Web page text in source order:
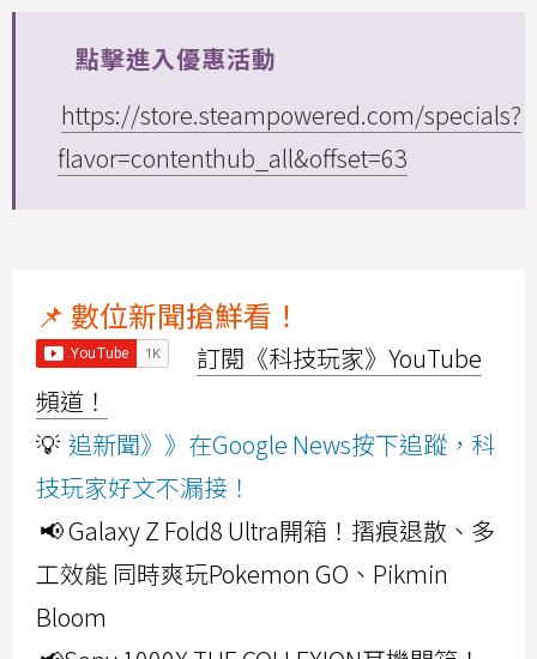
點擊進入優惠活動
https://store.steampowered.com/specials?
flavor=contenthub_all&offset=63
📌 數位新聞搶鮮看！
訂閱《科技玩家》YouTube
頻道！
💡 追新聞》》在Google News按下追蹤，科
技玩家好文不漏接！
📢 Galaxy Z Fold8 Ultra開箱！摺痕退散、多
工效能 同時爽玩Pokemon GO、Pikmin
Bloom